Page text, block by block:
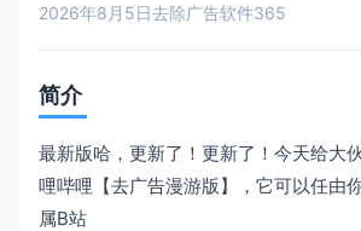
2026年8月5日去除广告软件365
简介
最新版哈，更新了！更新了！今天给大
哩哔哩【去广告漫游版】，它可以任由
属B站